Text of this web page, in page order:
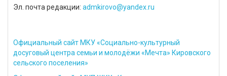
Эл. почта редакции: admkirovo@yandex.ru
Официальный сайт МКУ «Социально-культурный
досуговый центра семьи и молодёжи «Мечта» Кировского
сельского поселения»